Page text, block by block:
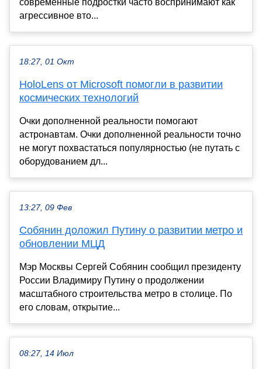
агрессивное вто...
18:27, 01 Окт
HoloLens от Microsoft помогли в развитии
космических технологий
Очки дополненной реальности помогают
астронавтам. Очки дополненной реальности точно
не могут похвастаться популярностью (не путать с
оборудованием дл...
13:27, 09 Фев
Собянин доложил Путину о развитии метро и
обновлении МЦД
Мэр Москвы Сергей Собянин сообщил президенту
России Владимиру Путину о продолжении
масштабного строительства метро в столице. По
его словам, открытие...
08:27, 14 Июл